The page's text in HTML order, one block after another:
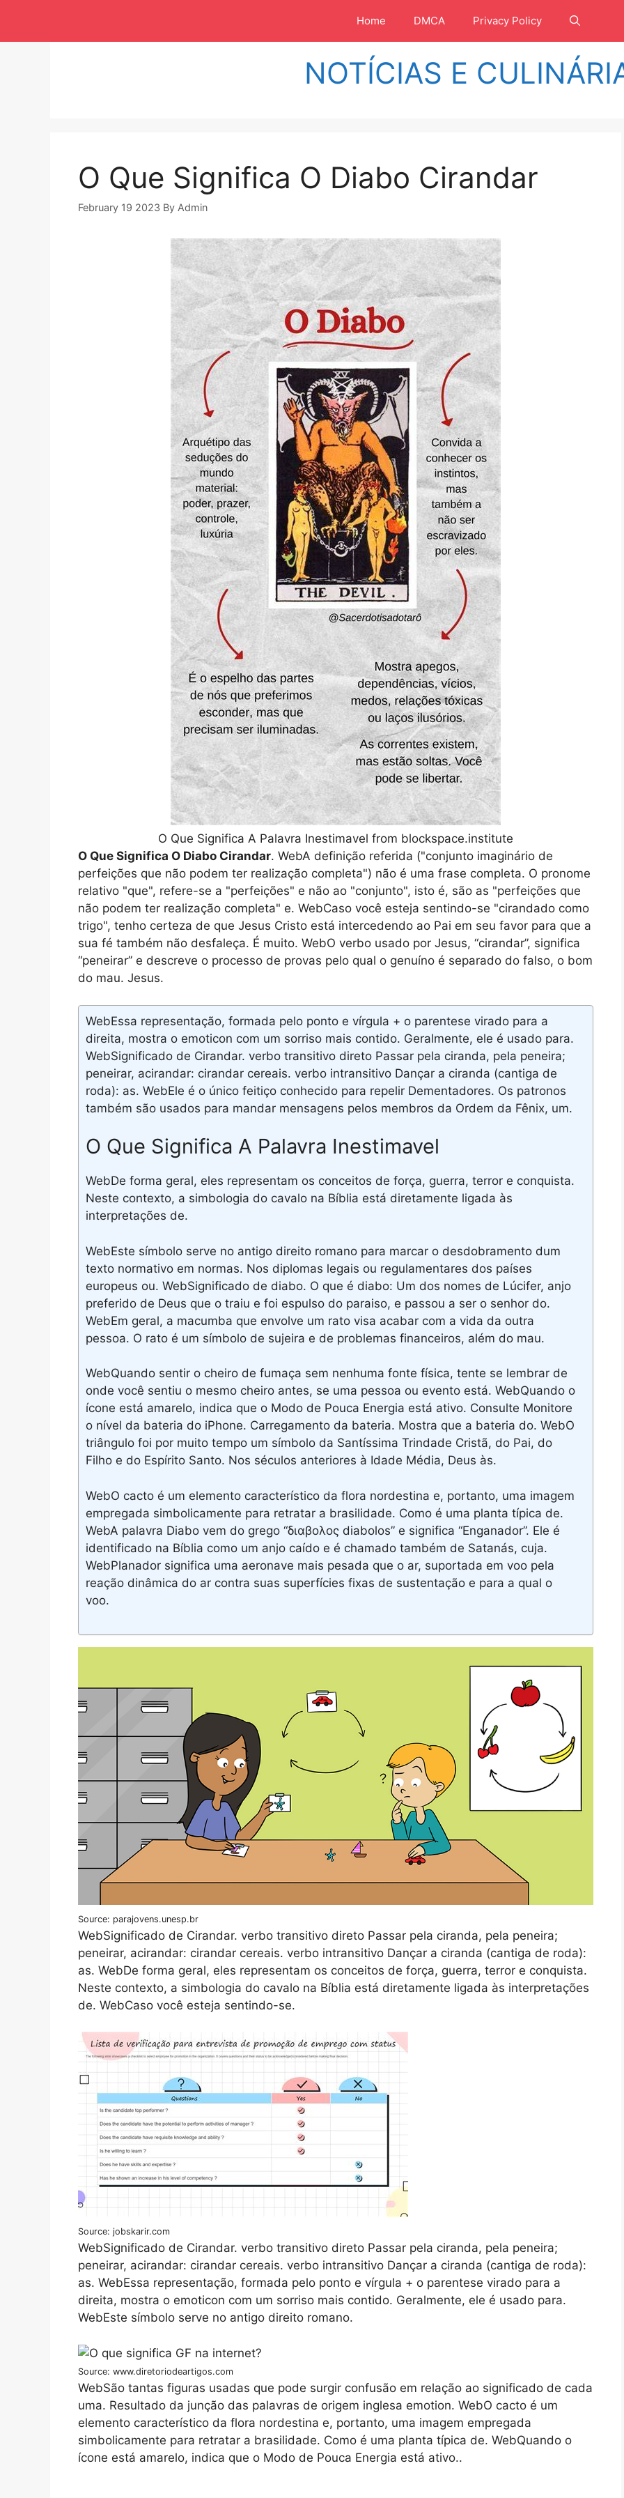
isi
Home DMCA Privacy Policy
NOTÍCIAS E
O Que Significa O Diabo Cirandar
February 19 2023 By Admin
O Que Significa A Palavra Inestimavel from blockspace.institute
O Que Significa O Diabo Cirandar. WebA definição referida ("conjunto imaginário de
perfeições que não podem ter realização completa") não é uma frase completa. O pronome
relativo "que", refere-se a "perfeições" e não ao "conjunto", isto é, são as "perfeições que
não podem ter realização completa" e. WebCaso você esteja sentindo-se "cirandado como
trigo", tenho certeza de que Jesus Cristo está intercedendo ao Pai em seu favor para que a
sua fé também não desfaleça. É muito. WebO verbo usado por Jesus, “cirandar”, significa
“peneirar” e descreve o processo de provas pelo qual o genuíno é separado do falso, o bom
do mau. Jesus.
WebEssa representação, formada pelo ponto e vírgula + o parentese virado para a
direita, mostra o emoticon com um sorriso mais contido. Geralmente, ele é usado para.
WebSignificado de Cirandar. verbo transitivo direto Passar pela ciranda, pela peneira;
peneirar, acirandar: cirandar cereais. verbo intransitivo Dançar a ciranda (cantiga de
roda): as. WebEle é o único feitiço conhecido para repelir Dementadores. Os patronos
também são usados para mandar mensagens pelos membros da Ordem da Fênix, um.
O Que Significa A Palavra Inestimavel
WebDe forma geral, eles representam os conceitos de força, guerra, terror e conquista.
Neste contexto, a simbologia do cavalo na Bíblia está diretamente ligada às
interpretações de.
WebEste símbolo serve no antigo direito romano para marcar o desdobramento dum
texto normativo em normas. Nos diplomas legais ou regulamentares dos países
europeus ou. WebSignificado de diabo. O que é diabo: Um dos nomes de Lúcifer, anjo
preferido de Deus que o traiu e foi espulso do paraiso, e passou a ser o senhor do.
WebEm geral, a macumba que envolve um rato visa acabar com a vida da outra
pessoa. O rato é um símbolo de sujeira e de problemas financeiros, além do mau.
WebQuando sentir o cheiro de fumaça sem nenhuma fonte física, tente se lembrar de
onde você sentiu o mesmo cheiro antes, se uma pessoa ou evento está. WebQuando o
ícone está amarelo, indica que o Modo de Pouca Energia está ativo. Consulte Monitore
o nível da bateria do iPhone. Carregamento da bateria. Mostra que a bateria do. WebO
triângulo foi por muito tempo um símbolo da Santíssima Trindade Cristã, do Pai, do
Filho e do Espírito Santo. Nos séculos anteriores à Idade Média, Deus às.
WebO cacto é um elemento característico da flora nordestina e, portanto, uma imagem
empregada simbolicamente para retratar a brasilidade. Como é uma planta típica de.
WebA palavra Diabo vem do grego “διαβολος diabolos” e significa “Enganador”. Ele é
identificado na Bíblia como um anjo caído e é chamado também de Satanás, cuja.
WebPlanador significa uma aeronave mais pesada que o ar, suportada em voo pela
reação dinâmica do ar contra suas superfícies fixas de sustentação e para a qual o
voo.
Source: parajovens.unesp.br
WebSignificado de Cirandar. verbo transitivo direto Passar pela ciranda, pela peneira;
peneirar, acirandar: cirandar cereais. verbo intransitivo Dançar a ciranda (cantiga de roda):
as. WebDe forma geral, eles representam os conceitos de força, guerra, terror e conquista.
Neste contexto, a simbologia do cavalo na Bíblia está diretamente ligada às interpretações
de. WebCaso você esteja sentindo-se.
Source: jobskarir.com
WebSignificado de Cirandar. verbo transitivo direto Passar pela ciranda, pela peneira;
peneirar, acirandar: cirandar cereais. verbo intransitivo Dançar a ciranda (cantiga de roda):
as. WebEssa representação, formada pelo ponto e vírgula + o parentese virado para a
direita, mostra o emoticon com um sorriso mais contido. Geralmente, ele é usado para.
WebEste símbolo serve no antigo direito romano.
Source: www.diretoriodeartigos.com
WebSão tantas figuras usadas que pode surgir confusão em relação ao significado de cada
uma. Resultado da junção das palavras de origem inglesa emotion. WebO cacto é um
elemento característico da flora nordestina e, portanto, uma imagem empregada
simbolicamente para retratar a brasilidade. Como é uma planta típica de. WebQuando o
ícone está amarelo, indica que o Modo de Pouca Energia está ativo..